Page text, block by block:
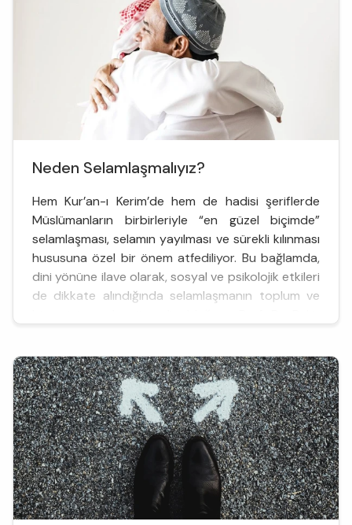
Neden Selamlaşmalıyız?
Hem Kur’an-ı Kerim’de hem de hadisi şeriflerde
Müslümanların birbirleriyle “en güzel biçimde”
selamlaşması, selamın yayılması ve sürekli kılınması
hususuna özel bir önem atfediliyor. Bu bağlamda,
dini yönüne ilave olarak, sosyal ve psikolojik etkileri
de dikkate alındığında selamlaşmanın toplum ve